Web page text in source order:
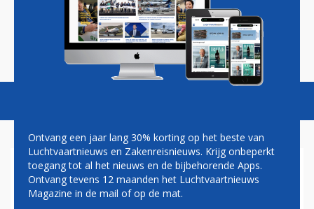
Magazine Podcasts Vacatures
K2 AIRWAYS
Ontvang een jaar lang 30% korting op het beste van
Luchtvaartnieuws en Zakenreisnieuws. Krijg onbeperkt
toegang tot al het nieuws en de bijbehorende Apps.
Ontvang tevens 12 maanden het Luchtvaartnieuws
Magazine in de mail of op de mat.